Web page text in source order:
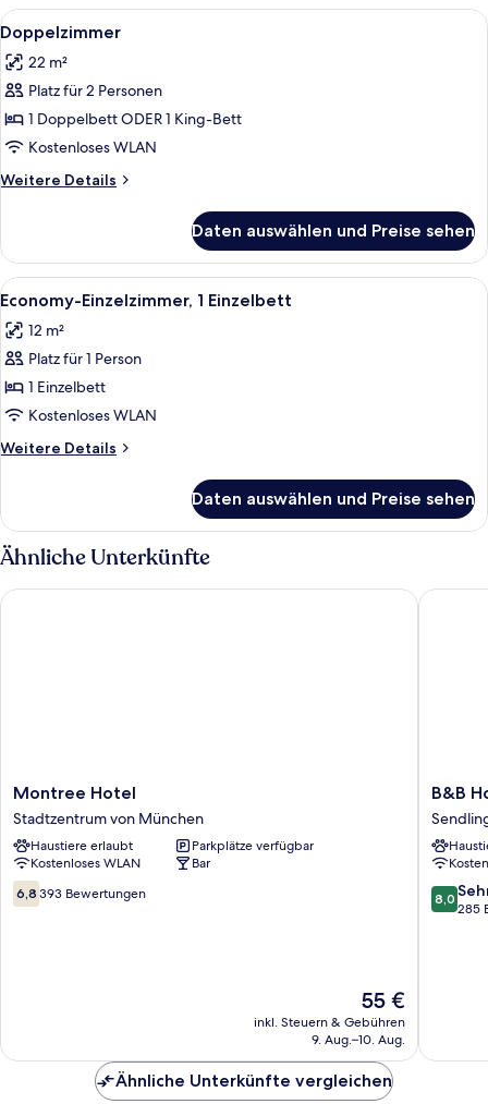
Alle
Fotos
für
Doppelzimmer
anzeigen
Ein Hotelzimmer mit einem großen
3
Doppelzimmer
22 m²
Platz für 2 Personen
1 Doppelbett ODER 1 King-Bett
Kostenloses WLAN
Weitere Details
Weitere
Daten auswählen und Preise sehen
Alle
Fotos
für
Economy-
Einzelzimmer,
1 Einzelbett
anzeigen
Ein Hotelzimmer mit einem
4
Economy-Einzelzimmer, 1 Einzelbett
12 m²
Platz für 1 Person
1 Einzelbett
Kostenloses WLAN
Weitere Details
Weitere
Einzelzimmer,
1 Einzelbett
Daten auswählen und Preise sehen
Ähnliche Unterkünfte
Montree
Hotel
Stadtzentrum
von
München
Montree Hotel
Stadtzentrum von München
Haustiere erlaubt
Parkplätze verfügbar
Kostenloses WLAN
Bar
6.8
von
6,8 393 Bewertungen
Der
Preis
beträgt
55 €
inkl. Steuern & Gebühren
9. Aug.–10. Aug.
Montree Hotel
B&B
Hotel
City-
West
-
B&B
8.0
von
8,0
285
B&B
Ähnliche Unterkünfte vergleichen